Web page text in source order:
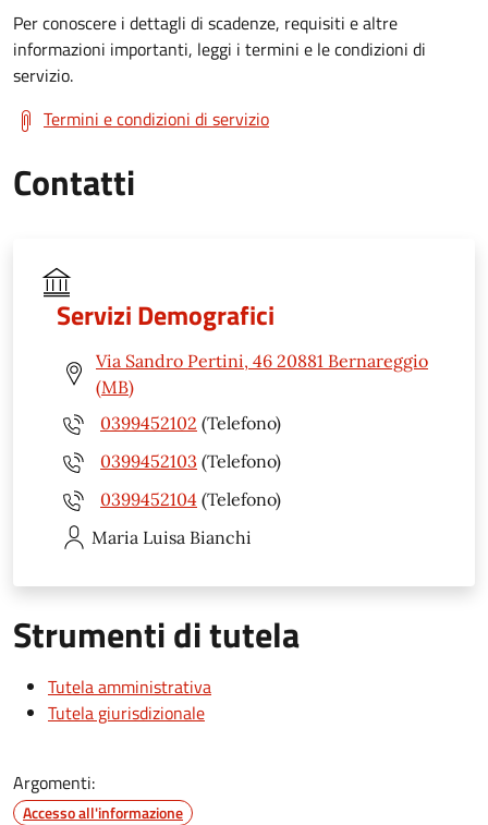
Per conoscere i dettagli di scadenze, requisiti e altre
informazioni importanti, leggi i termini e le condizioni di
servizio.
Termini e condizioni di servizio
Contatti
Servizi Demografici
Via Sandro Pertini, 46 20881 Bernareggio
(MB)
0399452102 (Telefono)
0399452103 (Telefono)
0399452104 (Telefono)
Maria Luisa Bianchi
Strumenti di tutela
Tutela amministrativa
Tutela giurisdizionale
Argomenti:
Accesso all'informazione